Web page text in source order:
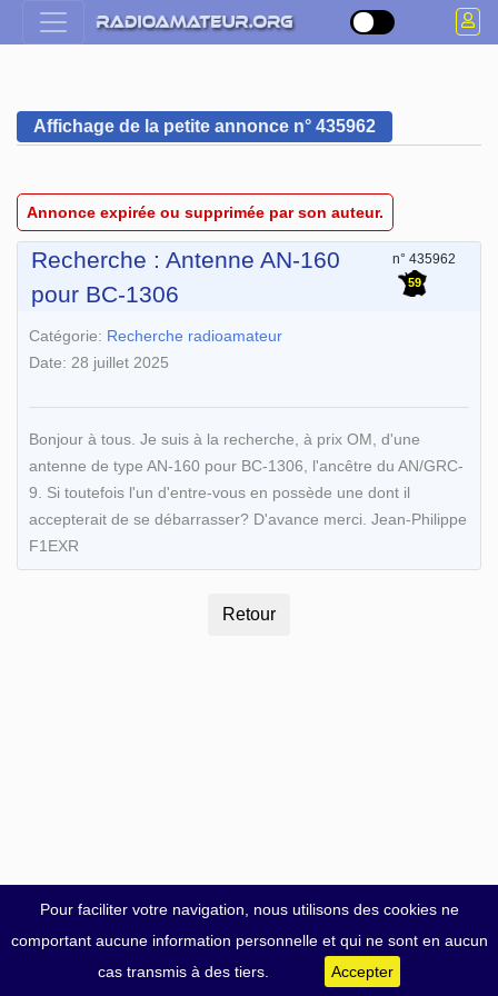
Pour faciliter votre navigation, nous utilisons des cookies ne
comportant aucune information personnelle et qui ne sont en aucun
cas transmis à des tiers.
Accepter
Affichage de la petite annonce n° 435962
Annonce expirée ou supprimée par son auteur.
Recherche : Antenne AN-160
pour BC-1306
n° 435962
59
Catégorie: Recherche radioamateur
Date: 28 juillet 2025
Bonjour à tous. Je suis à la recherche, à prix OM, d'une
antenne de type AN-160 pour BC-1306, l'ancêtre du AN/GRC-
9. Si toutefois l'un d'entre-vous en possède une dont il
accepterait de se débarrasser? D'avance merci. Jean-Philippe
F1EXR